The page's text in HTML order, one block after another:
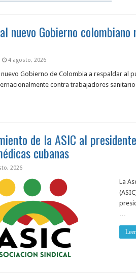
nuevo Gobierno
4 agosto, 2026
Gobierno de Colombia a respaldar al
contra trabajadores
de la ASIC al
cubanas
2026
La
…